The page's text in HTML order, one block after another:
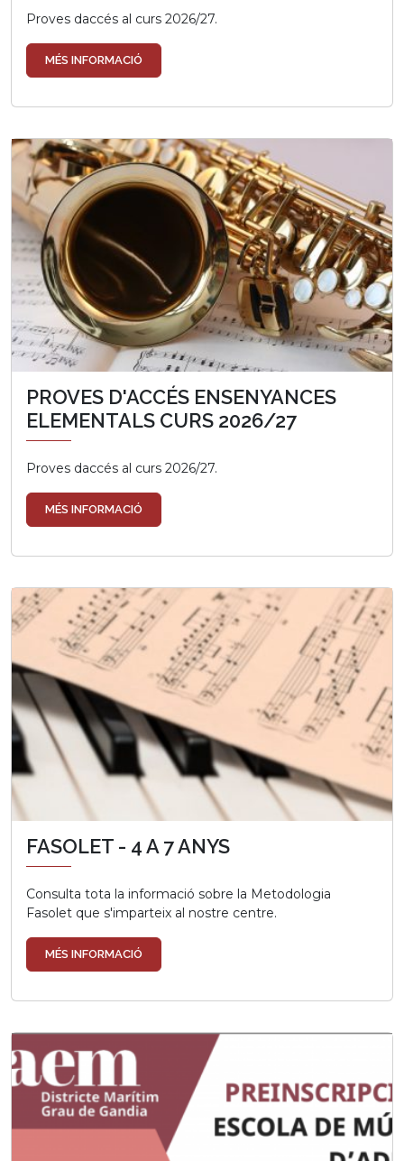
Proves daccés al curs 2026/27.
MÉS INFORMACIÓ
PROVES D'ACCÉS ENSENYANCES
ELEMENTALS CURS 2026/27
Proves daccés al curs 2026/27.
MÉS INFORMACIÓ
FASOLET - 4 A 7 ANYS
Consulta tota la informació sobre la Metodologia
Fasolet que s'imparteix al nostre centre.
MÉS INFORMACIÓ